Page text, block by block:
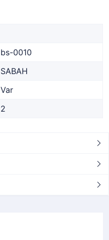
bs-0010
SABAH
Var
2